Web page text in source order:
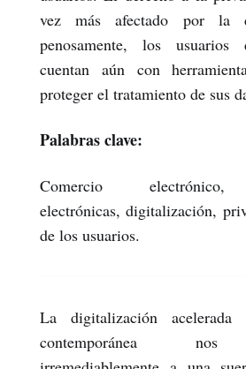
vez más afectado por la
penosamente, los usuarios
cuentan aún con
proteger el tratamiento de sus
Palabras clave:
Comercio electrónico,
electrónicas, digitalización,
de los usuarios.
La digitalización
contemporánea nos